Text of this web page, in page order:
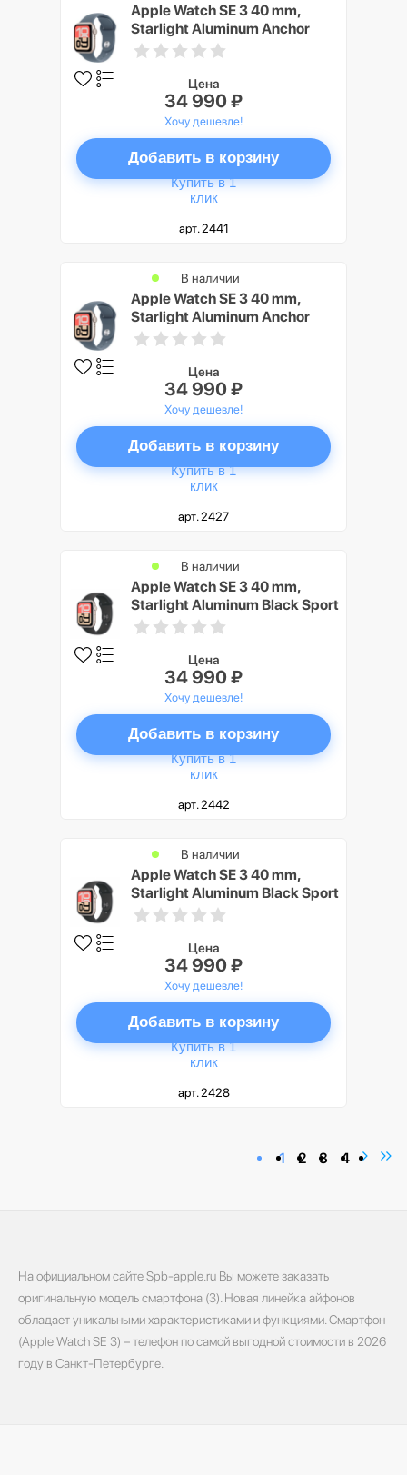
Apple Watch SE 3 40 mm,
Starlight Aluminum Anchor
blue Sport Band M/L
Цена
34 990 ₽
Хочу дешевле!
Добавить в корзину
Купить в 1
клик
арт. 2441
Apple Watch SE 3 40 mm,
Starlight Aluminum Anchor
blue Sport Band S/M
В наличии
Цена
34 990 ₽
Хочу дешевле!
Добавить в корзину
Купить в 1
клик
арт. 2427
Apple Watch SE 3 40 mm,
Starlight Aluminum Black Sport
Band M/L
В наличии
Цена
34 990 ₽
Хочу дешевле!
Добавить в корзину
Купить в 1
клик
арт. 2442
Apple Watch SE 3 40 mm,
Starlight Aluminum Black Sport
Band S/M
В наличии
Цена
34 990 ₽
Хочу дешевле!
Добавить в корзину
Купить в 1
клик
арт. 2428
1 2 3 4
На официальном сайте Spb-apple.ru Вы можете заказать
оригинальную модель смартфона (3). Новая линейка айфонов
обладает уникальными характеристиками и функциями. Смартфон
(Apple Watch SE 3) – телефон по самой выгодной стоимости в 2026
году в Санкт-Петербурге.